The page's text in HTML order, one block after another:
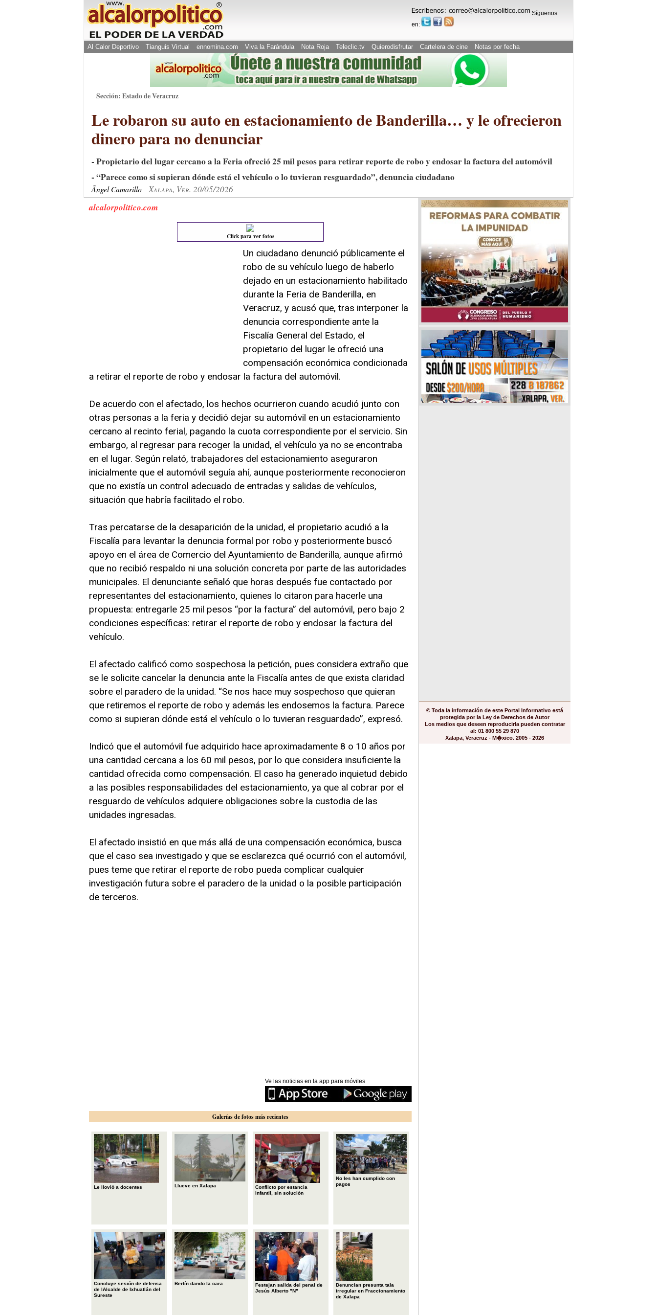
Síguenos
en:
Al Calor Deportivo Tianguis Virtual ennomina.com Viva la Farándula Nota Roja Teleclic.tv Quierodisfrutar Cartelera de cine Notas por fecha
Sección: Estado de Veracruz
Le robaron su auto en estacionamiento de Banderilla… y le ofrecieron
dinero para no denunciar
- Propietario del lugar cercano a la Feria ofreció 25 mil pesos para retirar reporte de robo y endosar la factura del automóvil
- “Parece como si supieran dónde está el vehículo o lo tuvieran resguardado”, denuncia ciudadano
Ãngel Camarillo Xalapa, Ver. 20/05/2026
alcalorpolitico.com
Click para ver fotos
Un ciudadano denunció públicamente el
robo de su vehículo luego de haberlo
dejado en un estacionamiento habilitado
durante la Feria de Banderilla, en
Veracruz, y acusó que, tras interponer la
denuncia correspondiente ante la
Fiscalía General del Estado, el
propietario del lugar le ofreció una
compensación económica condicionada
a retirar el reporte de robo y endosar la factura del automóvil.
De acuerdo con el afectado, los hechos ocurrieron cuando acudió junto con
otras personas a la feria y decidió dejar su automóvil en un estacionamiento
cercano al recinto ferial, pagando la cuota correspondiente por el servicio. Sin
embargo, al regresar para recoger la unidad, el vehículo ya no se encontraba
en el lugar. Según relató, trabajadores del estacionamiento aseguraron
inicialmente que el automóvil seguía ahí, aunque posteriormente reconocieron
que no existía un control adecuado de entradas y salidas de vehículos,
situación que habría facilitado el robo.
Tras percatarse de la desaparición de la unidad, el propietario acudió a la
Fiscalía para levantar la denuncia formal por robo y posteriormente buscó
apoyo en el área de Comercio del Ayuntamiento de Banderilla, aunque afirmó
que no recibió respaldo ni una solución concreta por parte de las autoridades
municipales. El denunciante señaló que horas después fue contactado por
representantes del estacionamiento, quienes lo citaron para hacerle una
propuesta: entregarle 25 mil pesos “por la factura” del automóvil, pero bajo 2
condiciones específicas: retirar el reporte de robo y endosar la factura del
vehículo.
El afectado calificó como sospechosa la petición, pues considera extraño que
se le solicite cancelar la denuncia ante la Fiscalía antes de que exista claridad
sobre el paradero de la unidad. “Se nos hace muy sospechoso que quieran
que retiremos el reporte de robo y además les endosemos la factura. Parece
como si supieran dónde está el vehículo o lo tuvieran resguardado”, expresó.
Indicó que el automóvil fue adquirido hace aproximadamente 8 o 10 años por
una cantidad cercana a los 60 mil pesos, por lo que considera insuficiente la
cantidad ofrecida como compensación. El caso ha generado inquietud debido
a las posibles responsabilidades del estacionamiento, ya que al cobrar por el
resguardo de vehículos adquiere obligaciones sobre la custodia de las
unidades ingresadas.
El afectado insistió en que más allá de una compensación económica, busca
que el caso sea investigado y que se esclarezca qué ocurrió con el automóvil,
pues teme que retirar el reporte de robo pueda complicar cualquier
investigación futura sobre el paradero de la unidad o la posible participación
de terceros.
Ve las noticias en la app para móviles
Galerías de fotos más recientes
Le llovió a docentes Llueve en Xalapa
Conflicto por estancia
infantil, sin solución
No les han cumplido con
pagos
Concluye sesión de defensa
de lAlcalde de Ixhuatlán del
Sureste
Bertín dando la cara
Festejan salida del penal de
Jesús Alberto "N"
Denuncian presunta tala
irregular en Fraccionamiento
de Xalapa
© Toda la información de este Portal Informativo está
protegida por la Ley de Derechos de Autor
Los medios que deseen reproducirla pueden contratar
al: 01 800 55 29 870
Xalapa, Veracruz - M�xico. 2005 - 2026